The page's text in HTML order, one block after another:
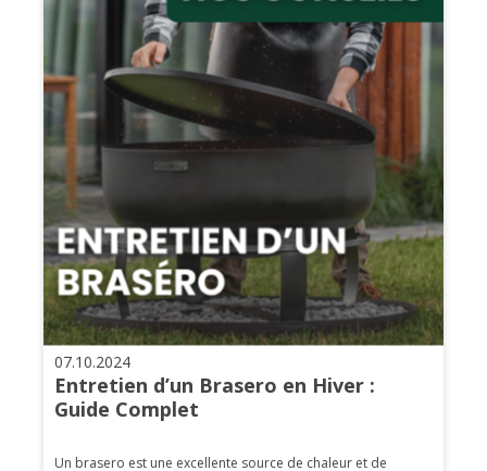
07.10.2024
Entretien d’un Brasero en Hiver :
Guide Complet
Un brasero est une excellente source de chaleur et de